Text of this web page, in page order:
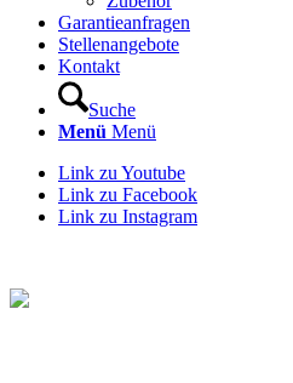
Garantieanfragen
Stellenangebote
Kontakt
Suche
Menü Menü
Link zu Youtube
Link zu Facebook
Link zu Instagram